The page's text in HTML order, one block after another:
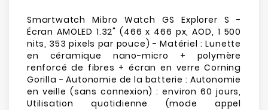
Smartwatch Mibro Watch GS Explorer S -
Écran AMOLED 1.32" (466 x 466 px, AOD, 1 500
nits, 353 pixels par pouce) - Matériel : Lunette
en céramique nano-micro + polymère
renforcé de fibres + écran en verre Corning
Gorilla - Autonomie de la batterie : Autonomie
en veille (sans connexion) : environ 60 jours,
Utilisation quotidienne (mode appel